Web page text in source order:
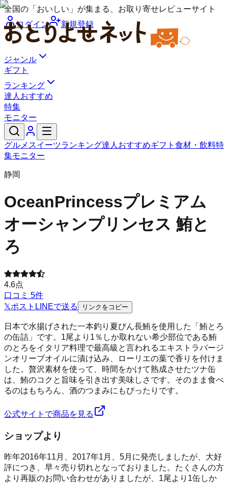
全国の「おいしい」が集まる、お取り寄せレビューサイト
ログイン
新規登録
ジャンル
ギフト
ランキング
達人おすすめ
特集
モニター
グルメ スイーツランキング達人おすすめギフト 食材・飲料特
集モニター
静岡
OceanPrincessプレミアム
オーシャンプリンセス 鮪と
ろ
4.6点
口コミ 5件
𝕏ポスト LINEで送る リンクをコピー
日本で水揚げされた一本釣り夏びん長鮪を使用した「鮪とろ
の缶詰」です。1尾より1％しか取れない希少部位である鮪
のとろをイタリア料理で最高級と言われるエキストラバージ
ンオリーブオイルに漬け込み、ローリエの葉で香りを付けま
した。贅沢素材を使って、時間をかけて熟成させたツナ缶
は、鮪のコクと旨味を引き出す美味しさです。そのまま食べ
るのはもちろん、酒のつまみにもぴったりです。
公式サイトで商品を見る
ショップより
昨年2016年11月、2017年1月、5月に発売しましたが、大好
評につき、早々売り切れとなっておりました。たくさんの方
より再販のお問い合わせがありましたが、1尾より1缶しか